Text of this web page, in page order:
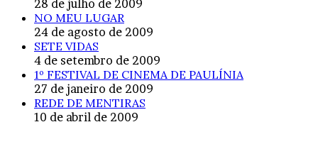
28 de julho de 2009
NO MEU LUGAR
24 de agosto de 2009
SETE VIDAS
4 de setembro de 2009
1º FESTIVAL DE CINEMA DE PAULÍNIA
27 de janeiro de 2009
REDE DE MENTIRAS
10 de abril de 2009